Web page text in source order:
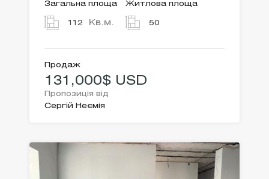
Загальна площа
112 Кв.м.
Житлова площа
50
Продаж
131,000$ USD
Пропозиція від
Сергій Неємія